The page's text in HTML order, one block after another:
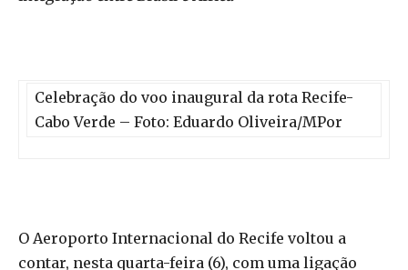
Celebração do voo inaugural da rota Recife-
Cabo Verde – Foto: Eduardo Oliveira/MPor
O Aeroporto Internacional do Recife voltou a
contar, nesta quarta-feira (6), com uma ligação